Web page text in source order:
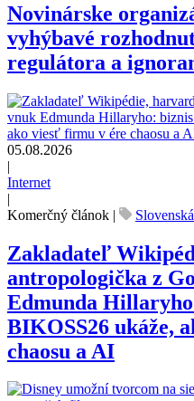
Novinárske
vyhýbavé
regulátora a
05.08.2026
|
Internet
|
Komerčný článok |
Zakladateľ
antropologička z
Edmunda
BIKOSS26 ukáže,
chaosu a AI